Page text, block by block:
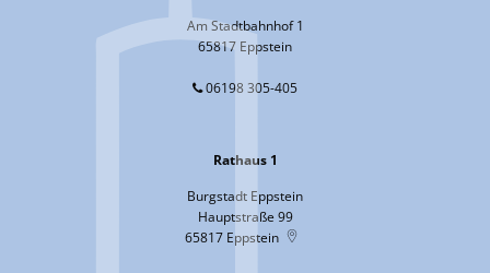
Am Stadtbahnhof 1
65817 Eppstein
06198 305-405
Rathaus 1
Burgstadt Eppstein
Hauptstraße 99
65817 Eppstein